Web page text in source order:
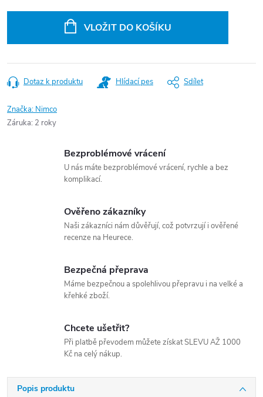
VLOŽIT DO KOŠÍKU
Dotaz k produktu Hlídací pes Sdílet
Značka: Nimco
Záruka: 2 roky
Bezproblémové vrácení
U nás máte bezproblémové vrácení, rychle a bez
komplikací.
Ověřeno zákazníky
Naši zákazníci nám důvěřují, což potvrzují i ověřené
recenze na Heurece.
Bezpečná přeprava
Máme bezpečnou a spolehlivou přepravu i na velké a
křehké zboží.
Chcete ušetřit?
Při platbě převodem můžete získat SLEVU AŽ 1000
Kč na celý nákup.
Popis produktu